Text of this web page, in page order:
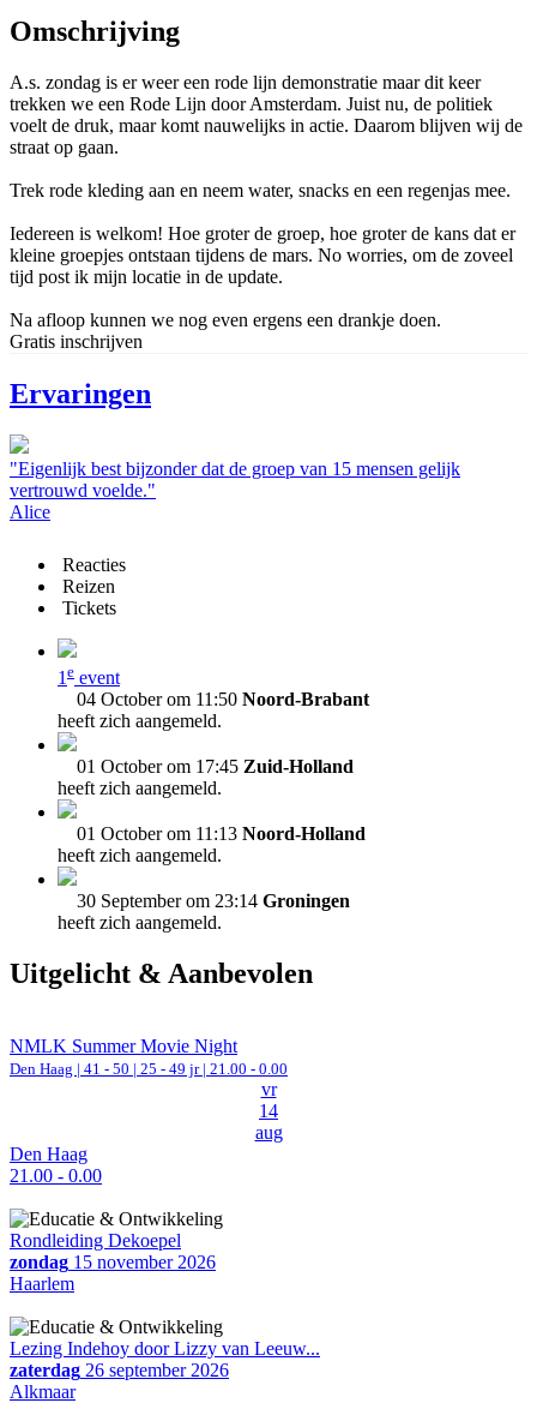
Omschrijving
A.s. zondag is er weer een rode lijn demonstratie maar dit keer
trekken we een Rode Lijn door Amsterdam. Juist nu, de politiek
voelt de druk, maar komt nauwelijks in actie. Daarom blijven wij de
straat op gaan.
Trek rode kleding aan en neem water, snacks en een regenjas mee.
Iedereen is welkom! Hoe groter de groep, hoe groter de kans dat er
kleine groepjes ontstaan tijdens de mars. No worries, om de zoveel
tijd post ik mijn locatie in de update.
Na afloop kunnen we nog even ergens een drankje doen.
Gratis inschrijven
Ervaringen
"Eigenlijk best bijzonder dat de groep van 15 mensen gelijk
vertrouwd voelde."
Alice
Reacties
Reizen
Tickets
1 e event
04 October om 11:50 Noord-Brabant
heeft zich aangemeld.
01 October om 17:45 Zuid-Holland
heeft zich aangemeld.
01 October om 11:13 Noord-Holland
heeft zich aangemeld.
30 September om 23:14 Groningen
heeft zich aangemeld.
Uitgelicht & Aanbevolen
NMLK Summer Movie Night
Den Haag | 41 - 50 | 25 - 49 jr | 21.00 - 0.00
vr
14
aug
Den Haag
21.00 - 0.00
Rondleiding Dekoepel
zondag 15 november 2026
Haarlem
Lezing Indehoy door Lizzy van Leeuw...
zaterdag 26 september 2026
Alkmaar